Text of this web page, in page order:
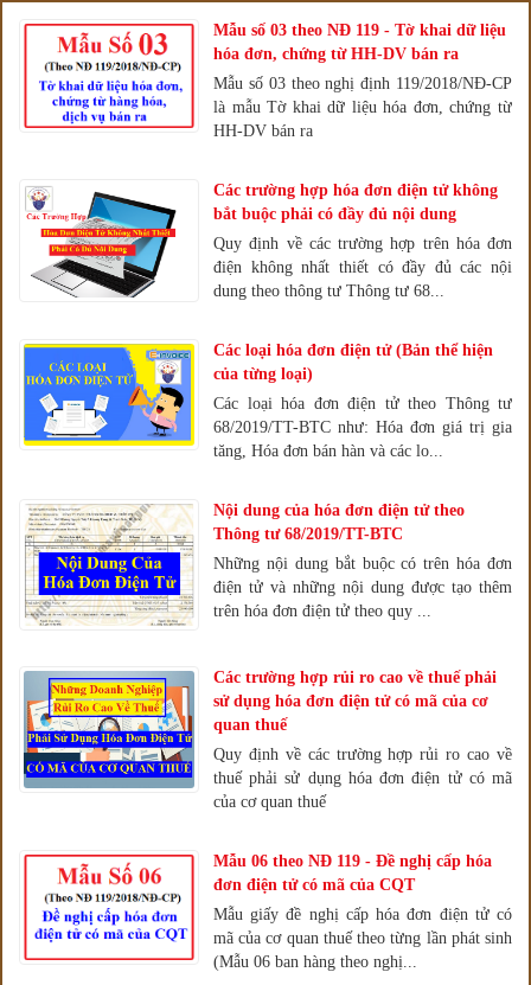
Mẫu số 03 theo NĐ 119 - Tờ khai dữ liệu
hóa đơn, chứng từ HH-DV bán ra
Mẫu số 03 theo nghị định 119/2018/NĐ-CP
là mẫu Tờ khai dữ liệu hóa đơn, chứng từ
HH-DV bán ra
Các trường hợp hóa đơn điện tử không
bắt buộc phải có đầy đủ nội dung
Quy định về các trường hợp trên hóa đơn
điện không nhất thiết có đầy đủ các nội
dung theo thông tư Thông tư 68...
Các loại hóa đơn điện tử (Bản thể hiện
của từng loại)
Các loại hóa đơn điện tử theo Thông tư
68/2019/TT-BTC như: Hóa đơn giá trị gia
tăng, Hóa đơn bán hàn và các lo...
Nội dung của hóa đơn điện tử theo
Thông tư 68/2019/TT-BTC
Những nội dung bắt buộc có trên hóa đơn
điện tử và những nội dung được tạo thêm
trên hóa đơn điện tử theo quy ...
Các trường hợp rủi ro cao về thuế phải
sử dụng hóa đơn điện tử có mã của cơ
quan thuế
Quy định về các trường hợp rủi ro cao về
thuế phải sử dụng hóa đơn điện tử có mã
của cơ quan thuế
Mẫu 06 theo NĐ 119 - Đề nghị cấp hóa
đơn điện tử có mã của CQT
Mẫu giấy đề nghị cấp hóa đơn điện tử có
mã của cơ quan thuế theo từng lần phát sinh
(Mẫu 06 ban hàng theo nghị...